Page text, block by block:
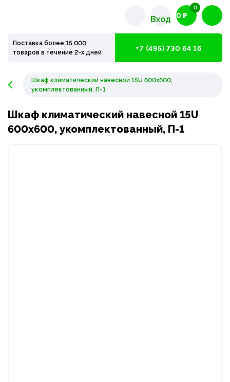
Вход 0 ₽
0
Поставка более 15 000
товаров в течение 2-х дней
+7 (495) 730 64 16
Шкаф климатический навесной 15U 600х600,
укомплектованный, П-1
Шкаф климатический навесной 15U
600х600, укомплектованный, П-1